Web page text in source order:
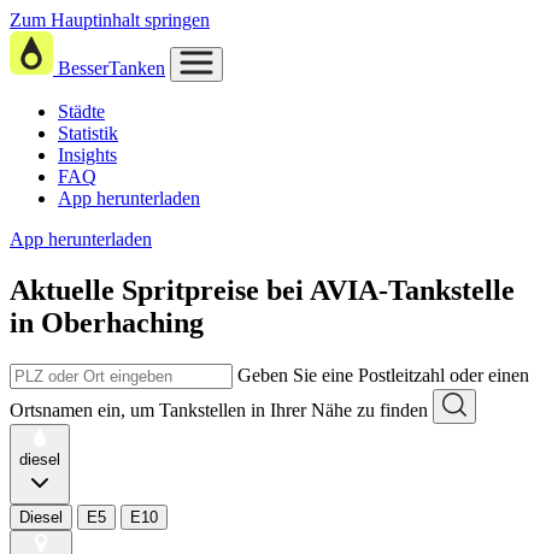
Zum Hauptinhalt springen
BesserTanken
Städte
Statistik
Insights
FAQ
App herunterladen
App herunterladen
Aktuelle Spritpreise bei AVIA-Tankstelle
in Oberhaching
Geben Sie eine Postleitzahl oder einen
Ortsnamen ein, um Tankstellen in Ihrer Nähe zu finden
diesel
Diesel E5 E10